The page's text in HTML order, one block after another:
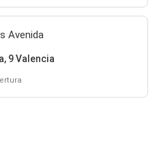
Avenida
9 Valencia